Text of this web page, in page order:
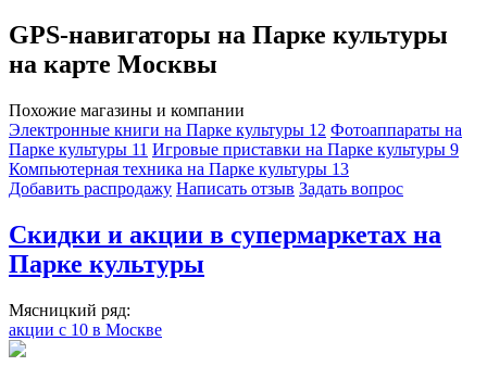
GPS-навигаторы на Парке культуры
на карте Москвы
Похожие магазины и компании
Электронные книги на Парке культуры 12 Фотоаппараты на
Парке культуры 11 Игровые приставки на Парке культуры 9
Компьютерная техника на Парке культуры 13
Добавить раcпродажу Написать отзыв Задать вопрос
Скидки и акции в супермаркетах на
Парке культуры
Мясницкий ряд:
акции с 10 в Москве